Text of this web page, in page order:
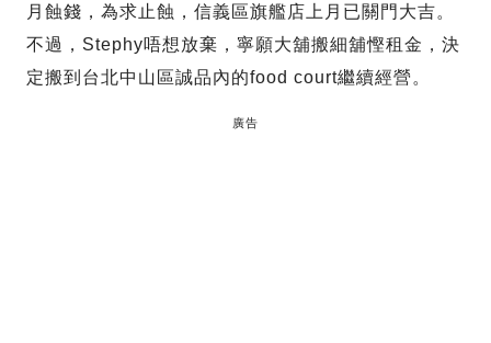
月蝕錢，為求止蝕，信義區旗艦店上月已關門大吉。
不過，Stephy唔想放棄，寧願大舖搬細舖慳租金，決
定搬到台北中山區誠品內的food court繼續經營。
廣告